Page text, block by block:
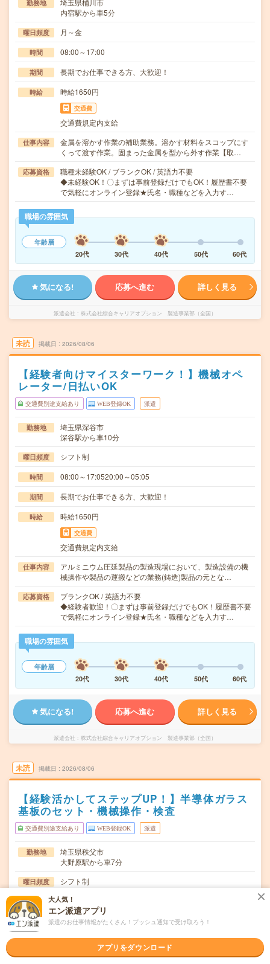
勤務地
埼玉県桶川市
内宿駅から車5分
曜日頻度 月～金
時間 08:00～17:00
期間 長期でお仕事できる方、大歓迎！
時給 時給1650円
交通費
交通費規定内支給
仕事内容
金属を溶かす作業の補助業務。溶かす材料をスコップにす
くって渡す作業。固まった金属を型から外す作業【取…
応募資格
職種未経験OK / ブランクOK / 英語力不要
◆未経験OK！〇まずは事前登録だけでもOK！履歴書不要
で気軽にオンライン登録★氏名・職種などを入力す…
職場の雰囲気
年齢層
20代
30代 40代 50代 60代
気になる! 応募へ進む 詳しく見る
派遣会社 株式会社綜合キャリアオプション 製造事業部（全国）
未読 掲載日 2026/08/06
【経験者向けマイスターワーク！】機械オペ
レーター/日払いOK
交通費別途支給あり WEB登録OK 派遣
勤務地
埼玉県深谷市
深谷駅から車10分
曜日頻度 シフト制
時間 08:00～17:0520:00～05:05
期間 長期でお仕事できる方、大歓迎！
時給 時給1650円
交通費
交通費規定内支給
仕事内容
アルミニウム圧延製品の製造現場において、製造設備の機
械操作や製品の運搬などの業務(鋳造)製品の元とな…
応募資格
ブランクOK / 英語力不要
◆経験者歓迎！〇まずは事前登録だけでもOK！履歴書不要
で気軽にオンライン登録★氏名・職種などを入力す…
職場の雰囲気
年齢層
20代
30代 40代 50代 60代
気になる! 応募へ進む 詳しく見る
派遣会社 株式会社綜合キャリアオプション 製造事業部（全国）
未読 掲載日 2026/08/06
【経験活かしてステップUP！】半導体ガラス
基板のセット・機械操作・検査
交通費別途支給あり WEB登録OK 派遣
勤務地
埼玉県秩父市
大野原駅から車7分
曜日頻度 シフト制
時間 07:00～15:3015:00～23:3023:00～07:30
期間 長期でお仕事できる方、大歓迎！
時給1800円
交通費
大人気！
エン派遣アプリ
派遣のお仕事情報がたくさん！プッシュ通知で受け取ろう！
アプリをダウンロード